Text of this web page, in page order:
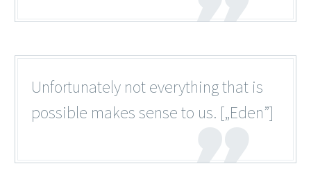
Unfortunately not everything that is
possible makes sense to us. [„Eden”]